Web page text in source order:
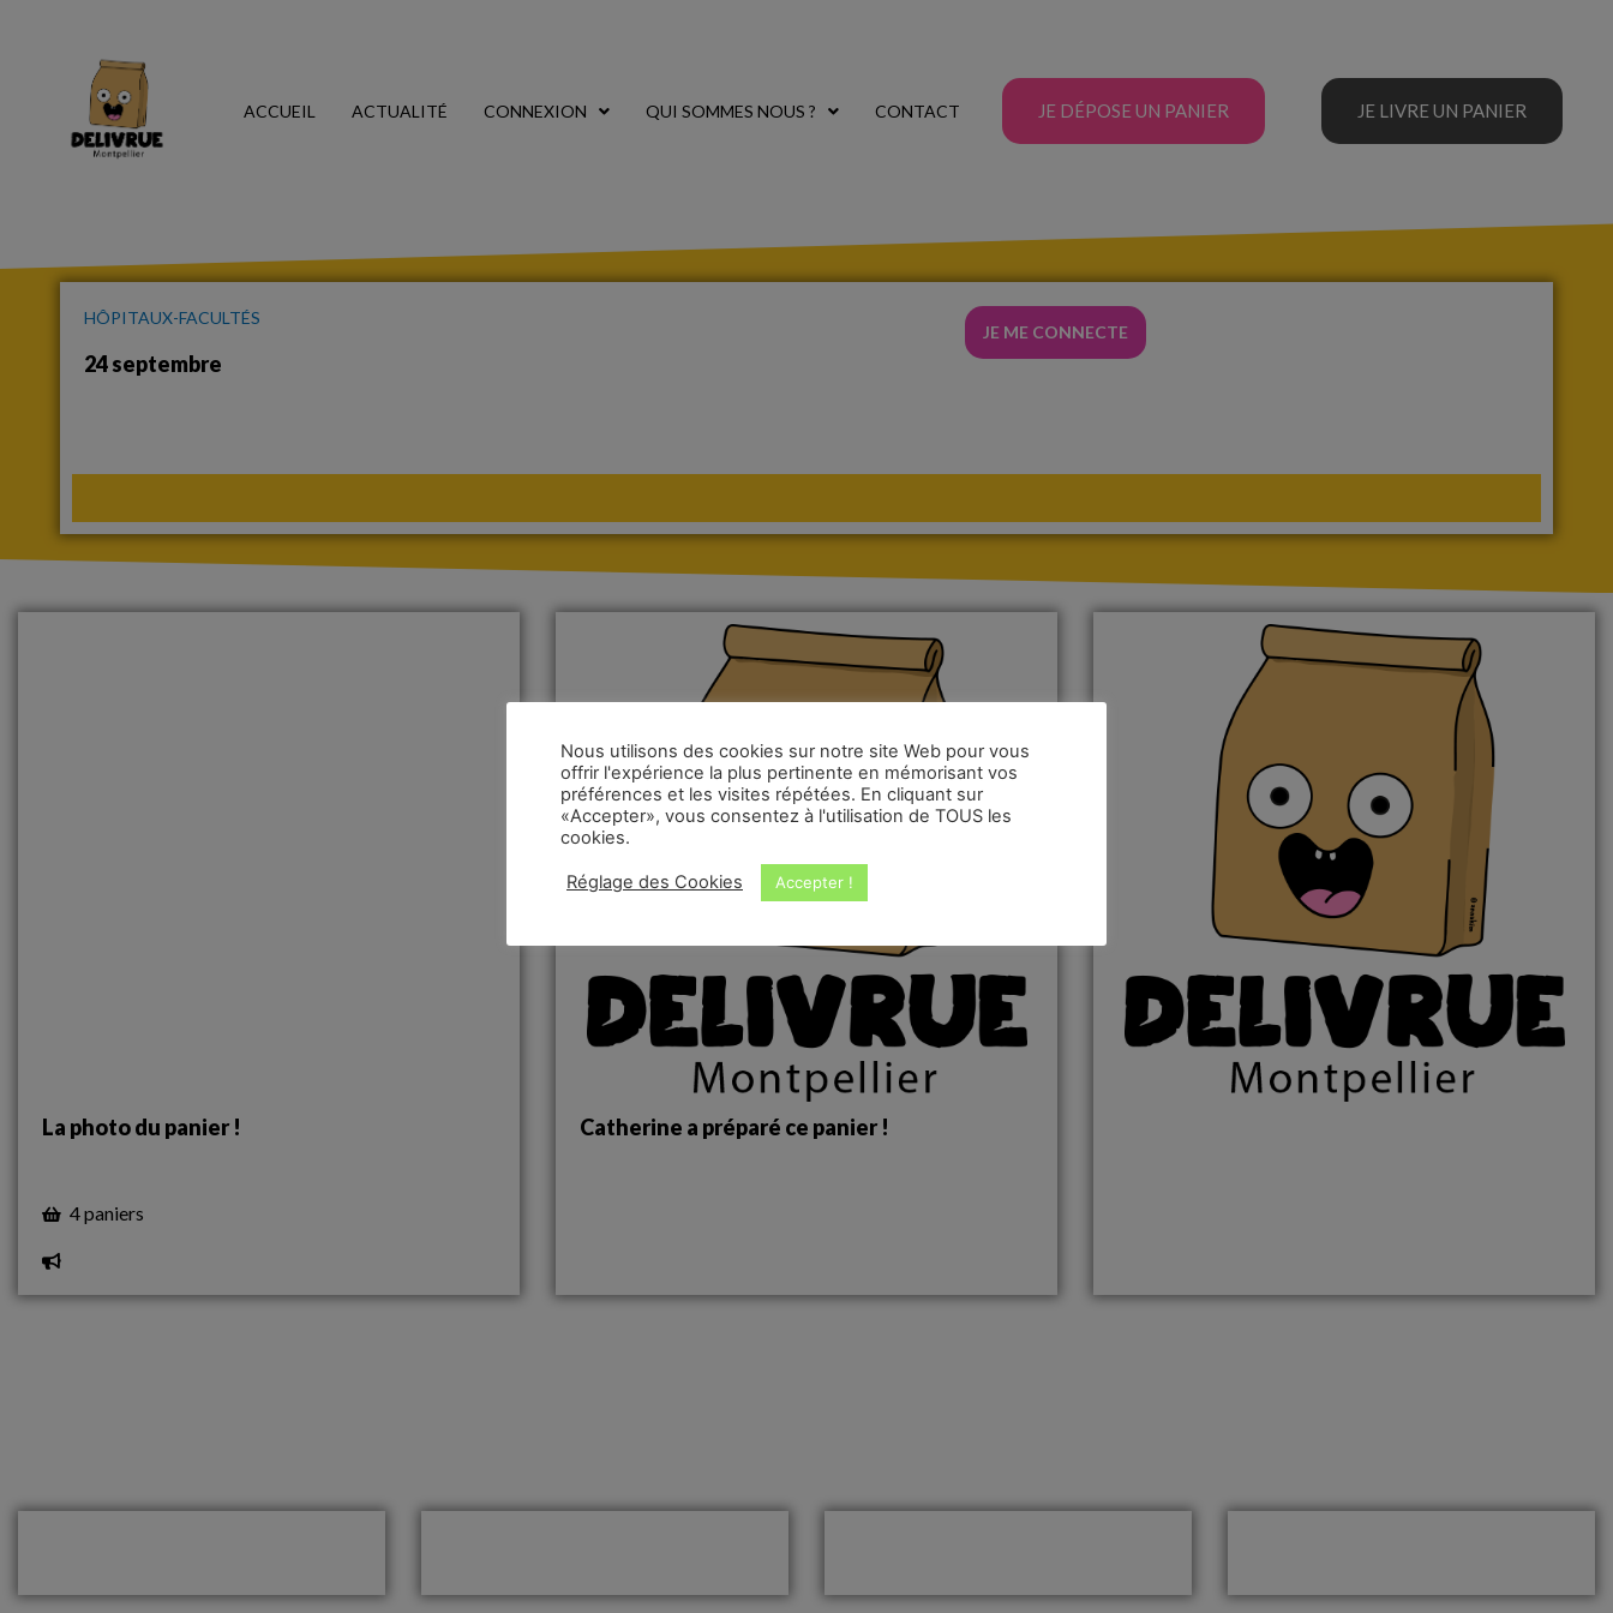
ACCUEIL ACTUALITÉ CONNEXION QUI SOMMES NOUS ? CONTACT JE DÉPOSE UN PANIER JE LIVRE UN PANIER
HÔPITAUX-FACULTÉS
24 septembre
JE ME CONNECTE
La photo du panier !
4 paniers
Catherine a préparé ce panier !
Nous utilisons des cookies sur notre site Web pour vous
offrir l'expérience la plus pertinente en mémorisant vos
préférences et les visites répétées. En cliquant sur
«Accepter», vous consentez à l'utilisation de TOUS les
cookies.
Réglage des Cookies Accepter !